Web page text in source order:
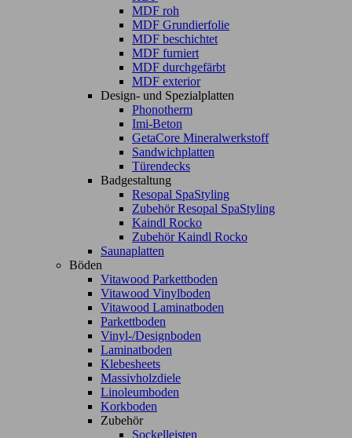
MDF roh
MDF Grundierfolie
MDF beschichtet
MDF furniert
MDF durchgefärbt
MDF exterior
Design- und Spezialplatten
Phonotherm
Imi-Beton
GetaCore Mineralwerkstoff
Sandwichplatten
Türendecks
Badgestaltung
Resopal SpaStyling
Zubehör Resopal SpaStyling
Kaindl Rocko
Zubehör Kaindl Rocko
Saunaplatten
Böden
Vitawood Parkettboden
Vitawood Vinylboden
Vitawood Laminatboden
Parkettboden
Vinyl-/Designboden
Laminatboden
Klebesheets
Massivholzdiele
Linoleumboden
Korkboden
Zubehör
Sockelleisten